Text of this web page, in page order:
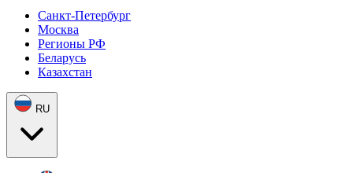
Санкт-Петербург
Москва
Регионы РФ
Беларусь
Казахстан
RU